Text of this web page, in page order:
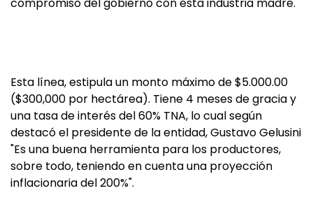
Esta línea, estipula un monto máximo de $5.000.00
($300,000 por hectárea). Tiene 4 meses de gracia y
una tasa de interés del 60% TNA, lo cual según
destacó el presidente de la entidad, Gustavo Gelusini
"Es una buena herramienta para los productores,
sobre todo, teniendo en cuenta una proyección
inflacionaria del 200%".